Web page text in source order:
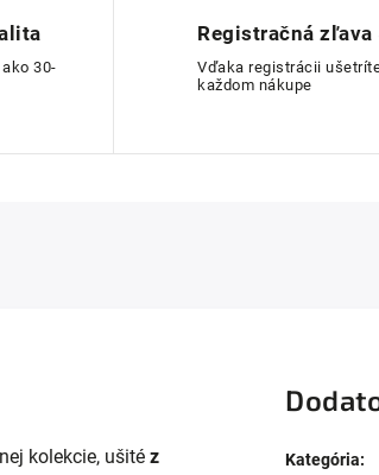
30-
Registračná zľava
Vďaka registrácii
každom nákupe
kolekcie, ušité z
Kategória: